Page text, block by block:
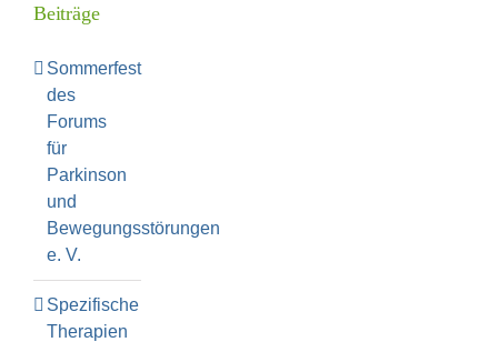
Beiträge
Sommerfest
des
Forums
für
Parkinson
und
Bewegungsstörungen
e. V.
Spezifische
Therapien